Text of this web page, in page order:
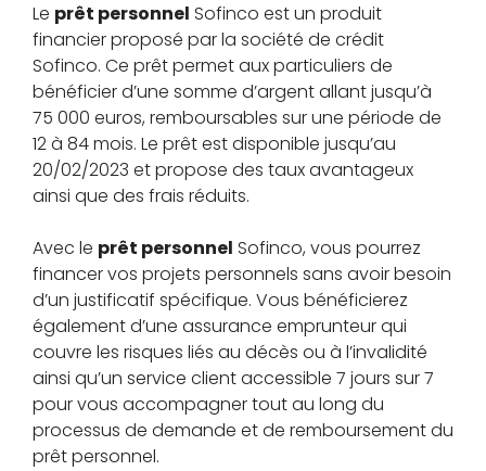
Le prêt personnel Sofinco est un produit
financier proposé par la société de crédit
Sofinco. Ce prêt permet aux particuliers de
bénéficier d’une somme d’argent allant jusqu’à
75 000 euros, remboursables sur une période de
12 à 84 mois. Le prêt est disponible jusqu’au
20/02/2023 et propose des taux avantageux
ainsi que des frais réduits.
Avec le prêt personnel Sofinco, vous pourrez
financer vos projets personnels sans avoir besoin
d’un justificatif spécifique. Vous bénéficierez
également d’une assurance emprunteur qui
couvre les risques liés au décès ou à l’invalidité
ainsi qu’un service client accessible 7 jours sur 7
pour vous accompagner tout au long du
processus de demande et de remboursement du
prêt personnel.